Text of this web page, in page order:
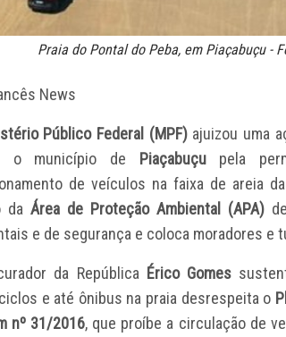
Praia do Pontal do Peba, em Piaçabuçu -
News
Público Federal (MPF)ajuizou uma
o município de Piaçabuçupela
de veículos na faixa de areia da
da Área de Proteção Ambiental (APA)
e de segurança e coloca moradores e
da República Érico Gomes
e até ônibus na praia desrespeita o
nº 31/2016, que proíbe a circulação de